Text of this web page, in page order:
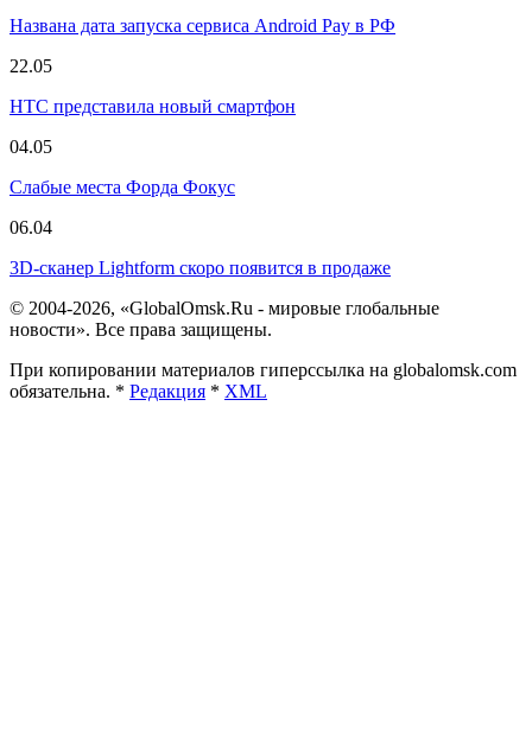
Названа дата запуска сервиса Android Pay в РФ
22.05
HTC представила новый смартфон
04.05
Слабые места Форда Фокус
06.04
3D-сканер Lightform скоро появится в продаже
© 2004-2026, «GlobalOmsk.Ru - мировые глобальные
новости». Все права защищены.
При копировании материалов гиперссылка на globalomsk.com
обязательна. * Редакция * XML